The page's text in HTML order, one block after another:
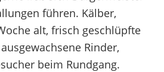
führen. Kälber,
alt, frisch geschlüpfte
Rinder,
beim Rundgang.